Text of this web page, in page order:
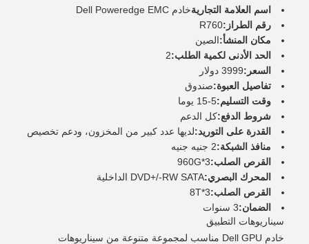
اسم العلامة التجاريةخادم Dell Poweredge EMC
رقم الطراز:R760
مكان المنشأ:الصين
الحد الأدنى لكمية الطلب:2
السعر:3999 دولار
تفاصيل العبوة:صندوق
وقت التسليم:5-15 يوما
شروط الدفع:كل الدعم
القدرة على التوريد:لديها عدد كبير من المخزون، ودعم تخصيص
منافذ الشبكة:2 جنيه جنيه
القرص الصلب:960G*3
المحرك البصري:DVD+/-RW SATA الداخلية
القرص الصلب:3*8T
الضمان:3 سنوات
سيناريوهات التطبيق
خادم Dell GPU مناسب لمجموعة متنوعة من سيناريوهات